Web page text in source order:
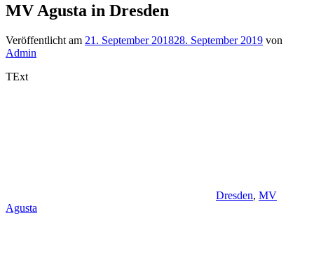
MV Agusta in Dresden
Veröffentlicht am 21. September 201828. September 2019 von
Admin
TExt
Dresden, MV
Agusta